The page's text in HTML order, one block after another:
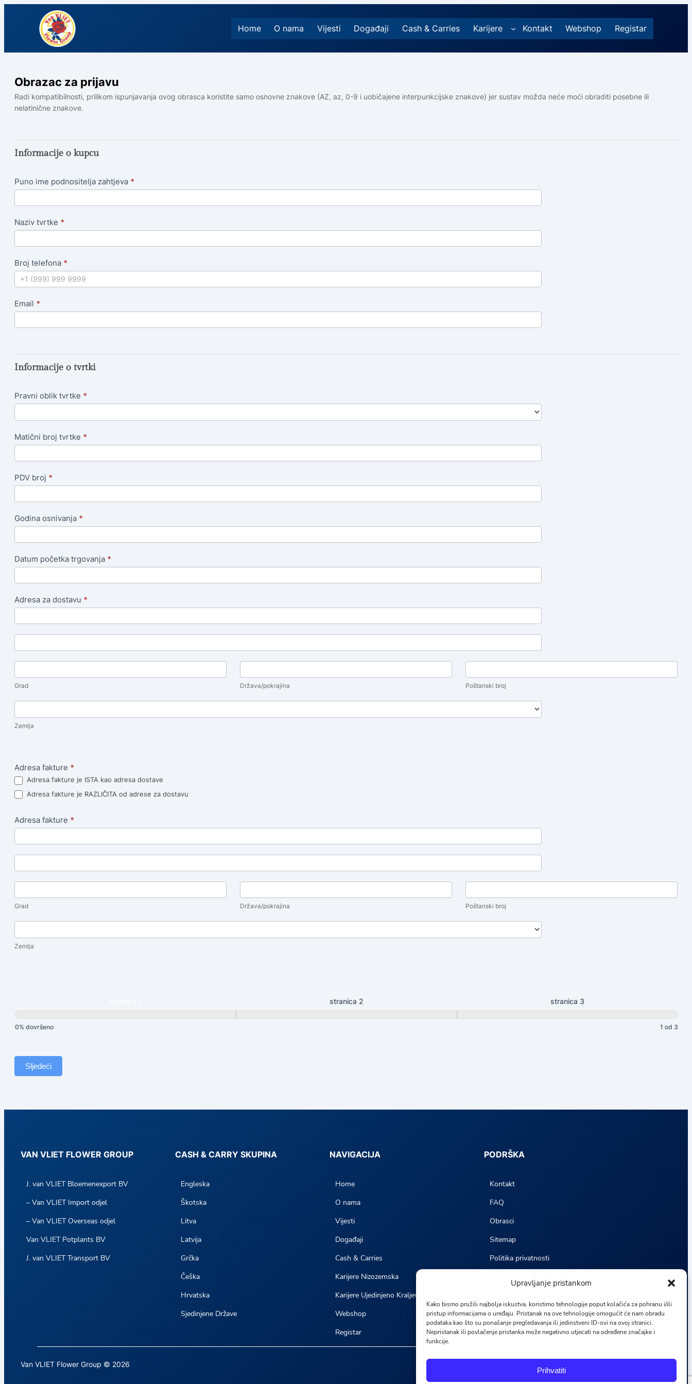
Upravljanje pristankom
Kako bismo pružili najbolja iskustva, koristimo tehnologije poput kolačića za pohranu i/ili
pristup informacijama o uređaju. Pristanak na ove tehnologije omogućit će nam obradu
podataka kao što su ponašanje pregledavanja ili jedinstveni ID-ovi na ovoj stranici.
Nepristanak ili povlačenje pristanka može negativno utjecati na određene značajke i
funkcije.
Prihvatiti
Home O nama Vijesti Događaji Cash & Carries Karijere Kontakt Webshop Registar
Obrazac za prijavu
Obrazac
za
NL
Radi kompatibilnosti, prilikom ispunjavanja ovog obrasca koristite samo osnovne znakove (AZ, az, 0-9 i uobičajene interpunkcijske znakove) jer sustav možda neće moći obraditi posebne ili
nelatinične znakove.
Informacije o kupcu
Puno ime podnositelja zahtjeva *
Naziv tvrtke *
Broj telefona *
Email *
Informacije o tvrtki
Pravni oblik tvrtke *
Matični broj tvrtke *
PDV broj *
Godina osnivanja *
Datum početka trgovanja *
Adresa za dostavu *
za
dostavu
za
dostavu
Grad Država/pokrajina
broj
Poštanski broj
Zemlja
dostavu
Adresa fakture *
Adresa fakture je ISTA kao adresa dostave
Adresa fakture je RAZLIČITA od adrese za dostavu
Adresa fakture *
fakture
fakture
Grad Država/pokrajina
broj
Poštanski broj
Zemlja
stranica 2 stranica 3
0% dovršeno 1 od 3
Sljedeći
VAN VLIET FLOWER GROUP
J. van VLIET Bloemenexport BV
– Van VLIET Import odjel
– Van VLIET Overseas odjel
Van VLIET Potplants BV
J. van VLIET Transport BV
CASH & CARRY SKUPINA
Engleska
Škotska
Litva
Latvija
Grčka
Češka
Hrvatska
Sjedinjene Države
NAVIGACIJA
Home
O nama
Vijesti
Događaji
Cash & Carries
Karijere Nizozemska
Karijere Ujedinjeno Kraljevstvo
Webshop
Registar
PODRŠKA
Kontakt
FAQ
Obrasci
Sitemap
Politika privatnosti
Van VLIET Flower Group © 2026 F
a
c s n u